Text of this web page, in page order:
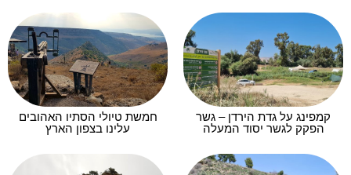
קמפינג על גדת הירדן – גשר
הפקק לגשר יסוד המעלה
חמשת טיולי הסתיו האהובים
עלינו בצפון הארץ